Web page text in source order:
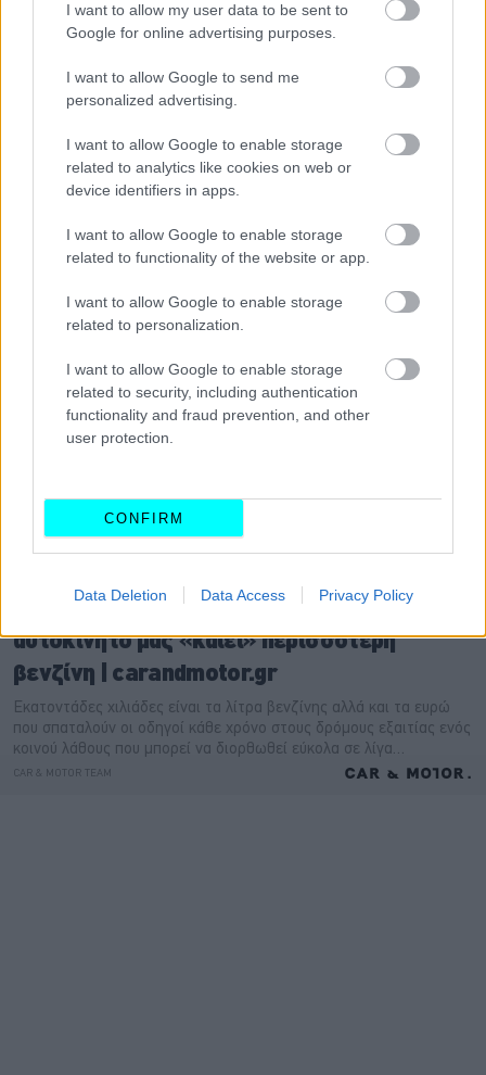
I want to allow my user data to be sent to
Google for online advertising purposes.
I want to allow Google to send me
personalized advertising.
I want to allow Google to enable storage
related to analytics like cookies on web or
device identifiers in apps.
I want to allow Google to enable storage
related to functionality of the website or app.
I want to allow Google to enable storage
related to personalization.
I want to allow Google to enable storage
related to security, including authentication
functionality and fraud prevention, and other
user protection.
CONFIRM
Data Deletion Data Access Privacy Policy
όλα, πώς αυτό θα μπορούσε να είναι μια λύση για την
Και όχι μόνο αυτό. Θα μπορούσε επίσης να είναι μια
πολύ κερδοφόρα εναλλακτική λύση για θέσεις
εργασίας που χάθηκαν από τα ορυχεία εξόρυξης.
Διαβάστε επίσης: